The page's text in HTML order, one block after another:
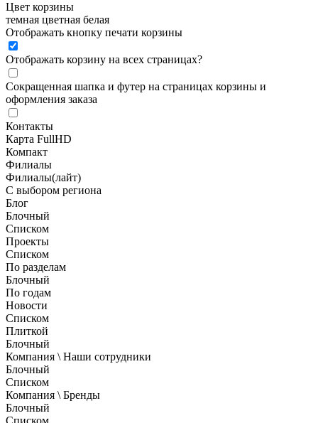
Цвет корзины
темная цветная белая
Отображать кнопку печати корзины
Отображать корзину на всех страницах?
Сокращенная шапка и футер на страницах корзины и
оформления заказа
Контакты
Карта FullHD
Компакт
Филиалы
Филиалы(лайт)
С выбором региона
Блог
Блочный
Списком
Проекты
Списком
По разделам
Блочный
По годам
Новости
Списком
Плиткой
Блочный
Компания \ Наши сотрудники
Блочный
Списком
Компания \ Бренды
Блочный
Списком